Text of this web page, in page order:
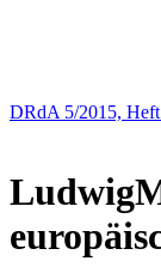
DRdA 5/2015,
Ludwig